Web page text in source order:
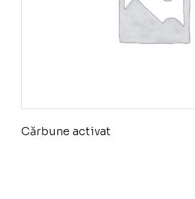
Cărbune activat